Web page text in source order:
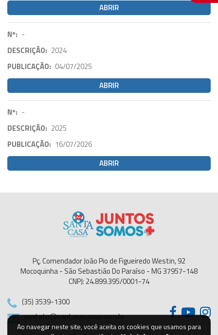
ABRIR
Nº: -
DESCRIÇÃO: 2024
PUBLICAÇÃO: 04/07/2025
ABRIR
Nº: -
DESCRIÇÃO: 2025
PUBLICAÇÃO: 16/07/2026
ABRIR
Ao navegar neste site, você aceita os cookies que usamos para
Pç. Comendador João Pio de Figueiredo Westin, 92
Mocoquinha - São Sebastião Do Paraíso - MG 37957-148
CNPJ: 24.899.395/0001-74
(35) 3539-1300
contato@santacasassp.com.br